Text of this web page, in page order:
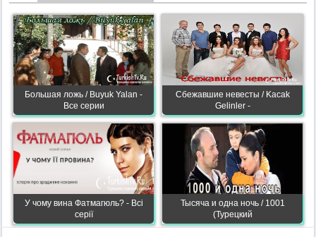
Большая ложь / Buyuk Yalan -
Все серии
Сбежавшие невесты / Kaсak
Gelinler -
У чому вина Фатмагюль? - Всі
серії
Тысяча и одна ночь / 1001
(Турецкий